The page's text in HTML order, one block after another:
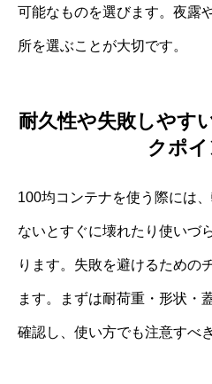
可能なものを選びます。夜露
所を選ぶことが大切です。
耐久性や失敗しやす
クポイ
100均コンテナを使う際には
ないとすぐに壊れたり使いづ
ります。失敗を避けるための
ます。まずは耐荷重・形状・
確認し、使い方でも注意すべ